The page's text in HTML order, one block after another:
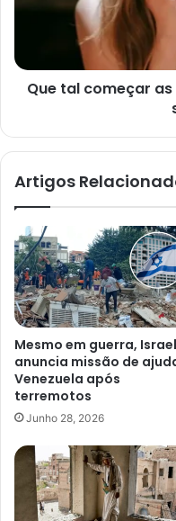
sorriso?
Que tal começar
Artigos
Mesmo em guerra, Israel
anuncia missão de
Venezuela após
terremotos
Junho 28, 2026